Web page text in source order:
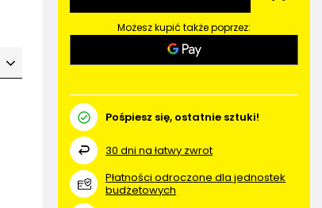
Możesz kupić także poprzez:
Pośpiesz się, ostatnie sztuki!
30 dni na łatwy zwrot
Płatności odroczone dla jednostek
budżetowych